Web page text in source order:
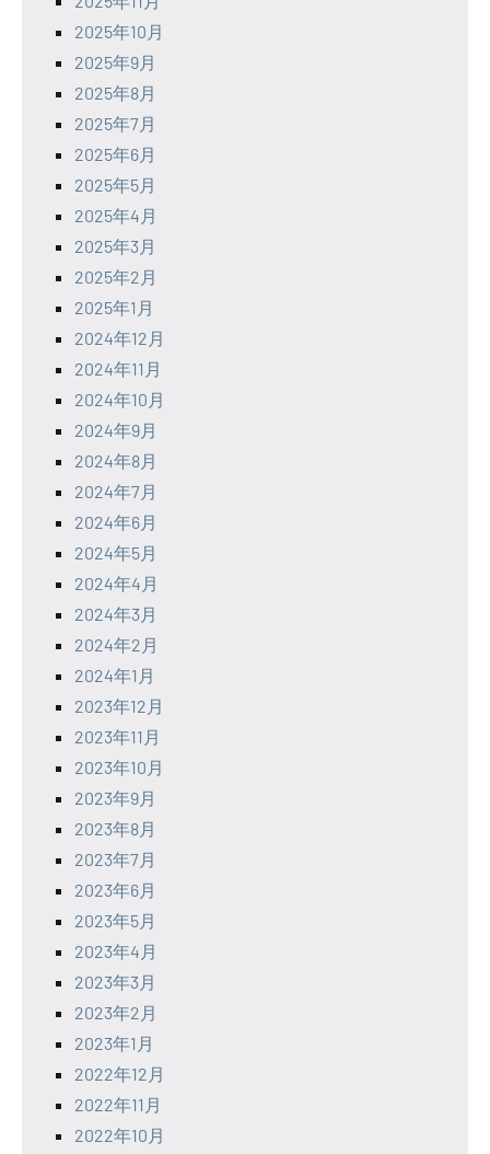
2025年10月
2025年9月
2025年8月
2025年7月
2025年6月
2025年5月
2025年4月
2025年3月
2025年2月
2025年1月
2024年12月
2024年11月
2024年10月
2024年9月
2024年8月
2024年7月
2024年6月
2024年5月
2024年4月
2024年3月
2024年2月
2024年1月
2023年12月
2023年11月
2023年10月
2023年9月
2023年8月
2023年7月
2023年6月
2023年5月
2023年4月
2023年3月
2023年2月
2023年1月
2022年12月
2022年11月
2022年10月